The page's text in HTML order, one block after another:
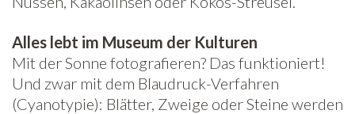
Alles lebt im Museum der Kulturen
Mit der Sonne fotografieren? Das funktioniert!
Und zwar mit dem Blaudruck-Verfahren
(Cyanotypie): Blätter, Zweige oder Steine werden